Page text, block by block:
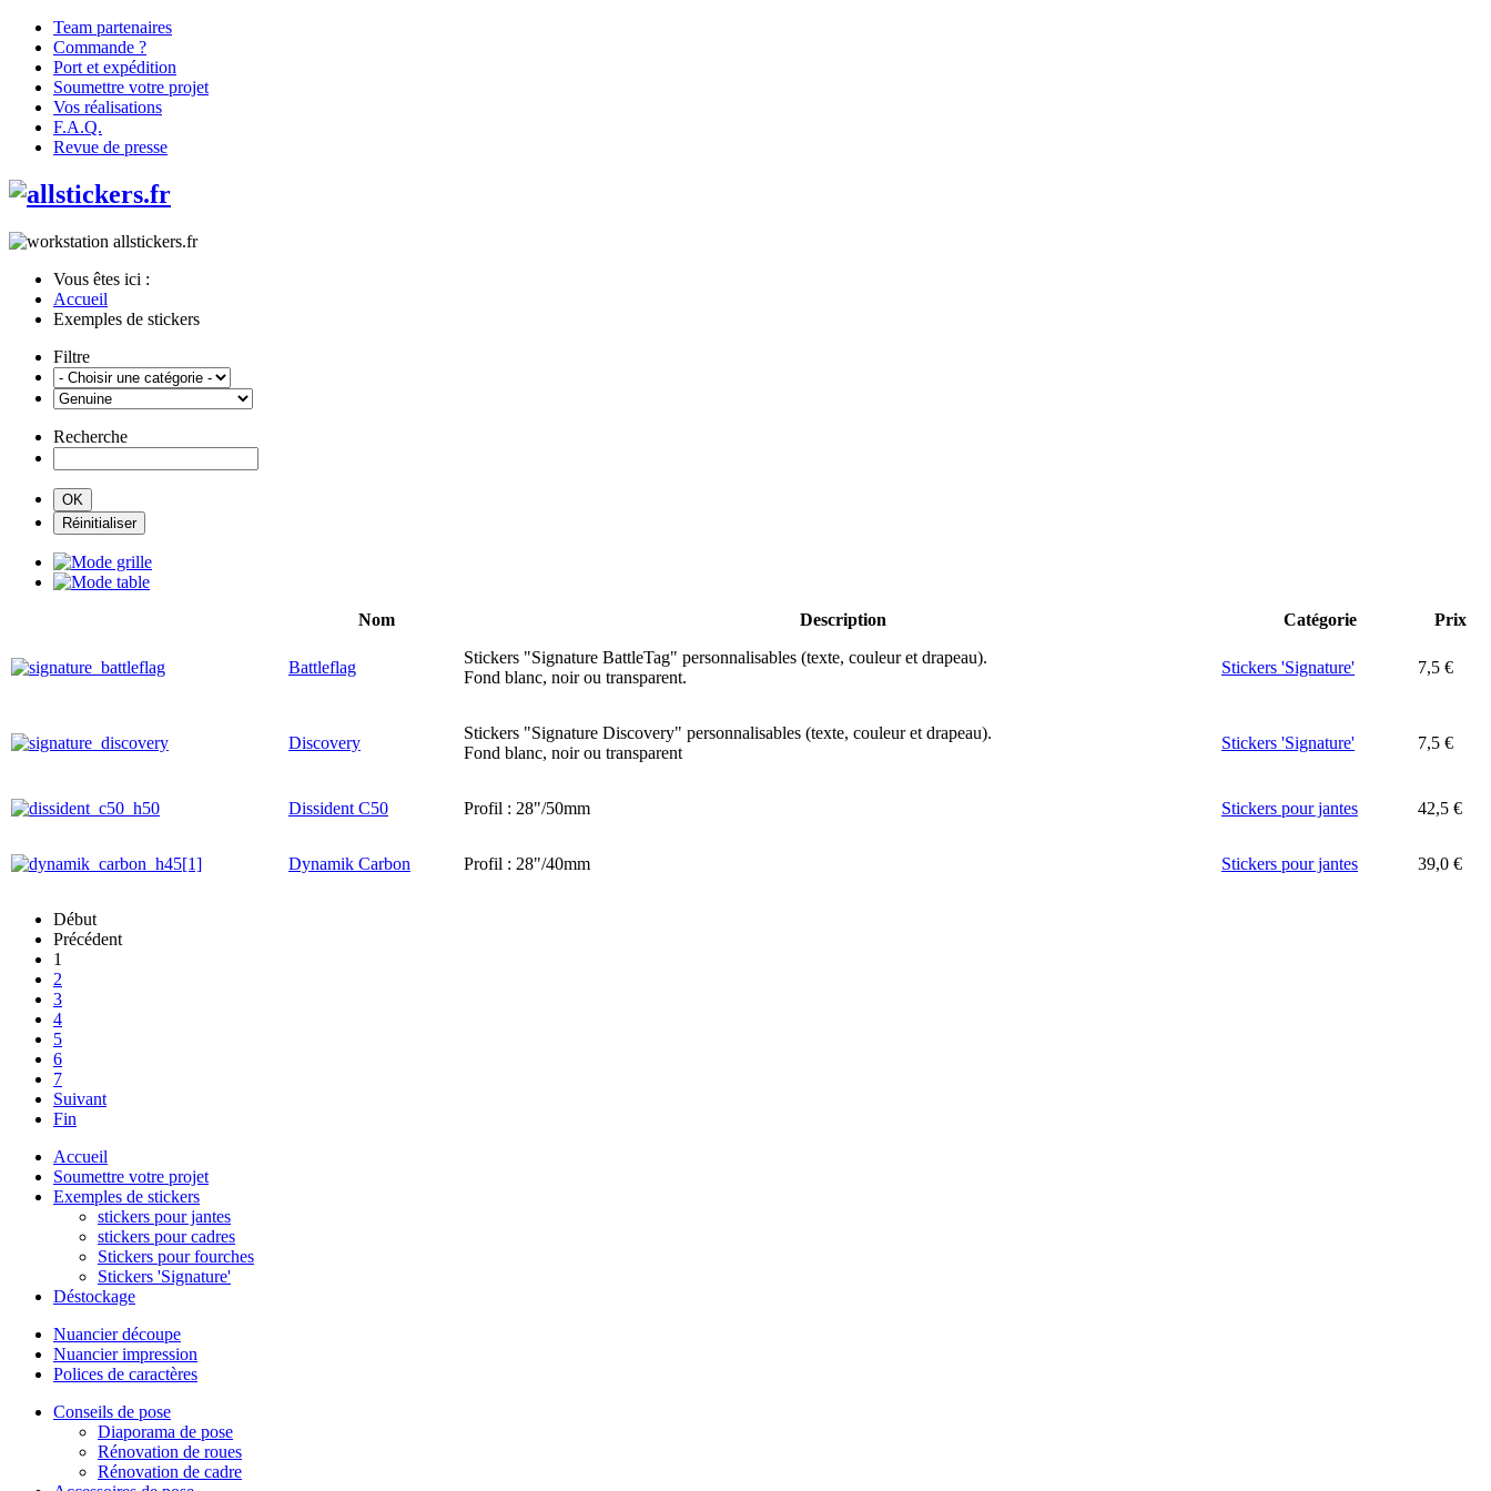
Team partenaires
Commande ?
Port et expédition
Soumettre votre projet
Vos réalisations
F.A.Q.
Revue de presse
Vous êtes ici :
Accueil
Exemples de stickers
Filtre
Recherche
Nom Description Catégorie Prix
Battleflag
Stickers "Signature BattleTag" personnalisables (texte, couleur et drapeau).
Fond blanc, noir ou transparent.
Stickers 'Signature' 7,5 €
Discovery
Stickers "Signature Discovery" personnalisables (texte, couleur et drapeau).
Fond blanc, noir ou transparent
Stickers 'Signature' 7,5 €
Dissident C50 Profil : 28"/50mm Stickers pour jantes 42,5 €
Dynamik Carbon Profil : 28"/40mm Stickers pour jantes 39,0 €
Début
Précédent
1
2
3
4
5
6
7
Suivant
Fin
Accueil
Soumettre votre projet
Exemples de stickers
stickers pour jantes
stickers pour cadres
Stickers pour fourches
Stickers 'Signature'
Déstockage
Nuancier découpe
Nuancier impression
Polices de caractères
Conseils de pose
Diaporama de pose
Rénovation de roues
Rénovation de cadre